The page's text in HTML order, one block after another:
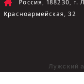
Россия, 188230, г.
Красноармейская, 32
Лужский